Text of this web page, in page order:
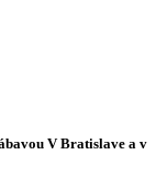
V Bratislave a v